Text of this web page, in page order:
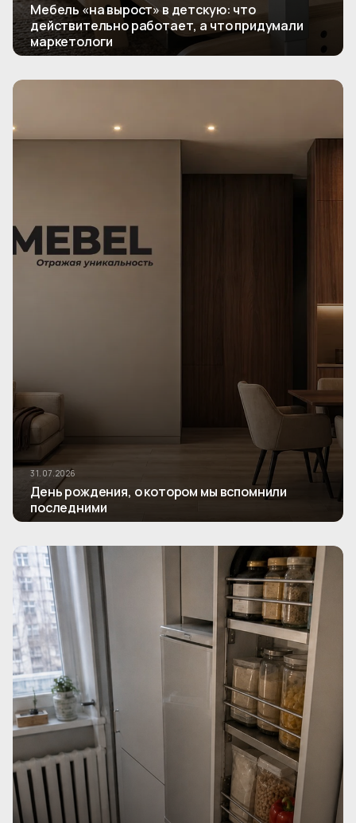
Мебель «на вырост» в детскую: что
действительно работает, а что придумали
маркетологи
День рождения, о котором мы вспомнили
последними
31.07.2026